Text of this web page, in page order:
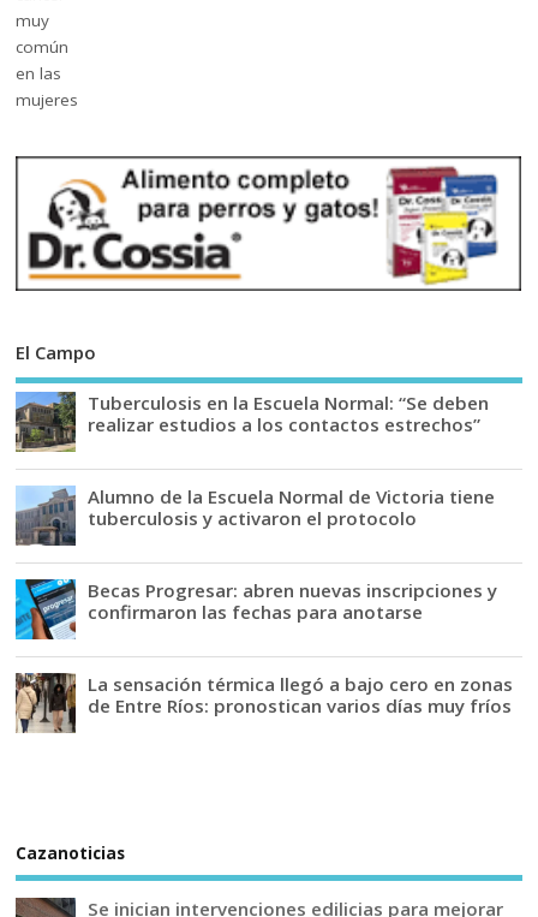
El Campo
Tuberculosis en la Escuela Normal: “Se deben
realizar estudios a los contactos estrechos”
Alumno de la Escuela Normal de Victoria tiene
tuberculosis y activaron el protocolo
Becas Progresar: abren nuevas inscripciones y
confirmaron las fechas para anotarse
La sensación térmica llegó a bajo cero en zonas
de Entre Ríos: pronostican varios días muy fríos
Cazanoticias
Se inician intervenciones edilicias para mejorar